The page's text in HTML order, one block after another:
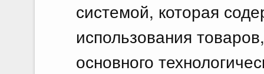
системой, которая
использования
основного